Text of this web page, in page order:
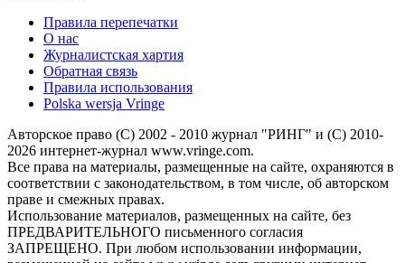
Правила перепечатки
О нас
Журналистская хартия
Обратная связь
Правила использования
Polska wersja Vringe
Авторское право (С) 2002 - 2010 журнал "РИНГ" и (С) 2010-
2026 интернет-журнал www.vringe.com.
Все права на материалы, размещенные на сайте, охраняются в
соответствии с законодательством, в том числе, об авторском
праве и смежных правах.
Использование материалов, размещенных на сайте, без
ПРЕДВАРИТЕЛЬНОГО письменного согласия
ЗАПРЕЩЕНО. При любом использовании информации,